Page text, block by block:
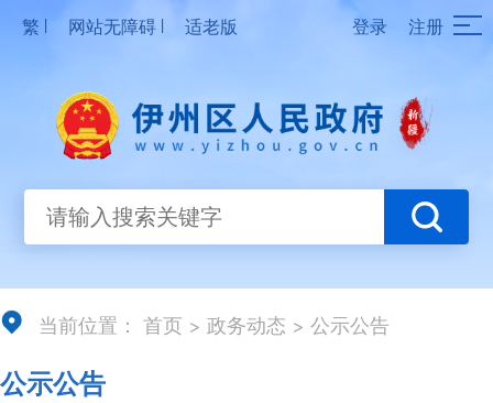
繁 | 网站无障碍 | 适老版 登录 注册
当前位置： 首页 > 政务动态 > 公示公告
公示公告